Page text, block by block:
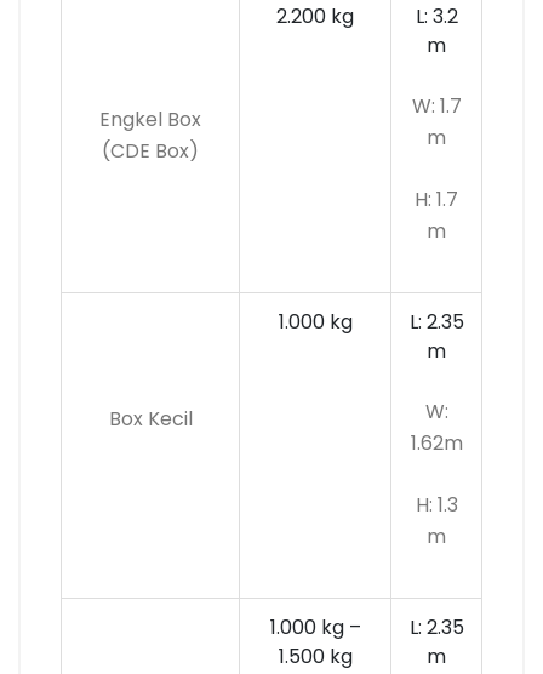
Engkel Box
(CDE Box)
2.200 kg
L: 3.2
m
W: 1.7
m
H: 1.7
m
Box Kecil
1.000 kg
L: 2.35
m
W:
1.62m
H: 1.3
m
1.000 kg –
1.500 kg
L: 2.35
m